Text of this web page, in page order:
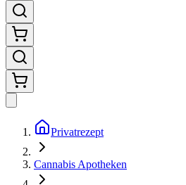
Privatrezept
Cannabis Apotheken